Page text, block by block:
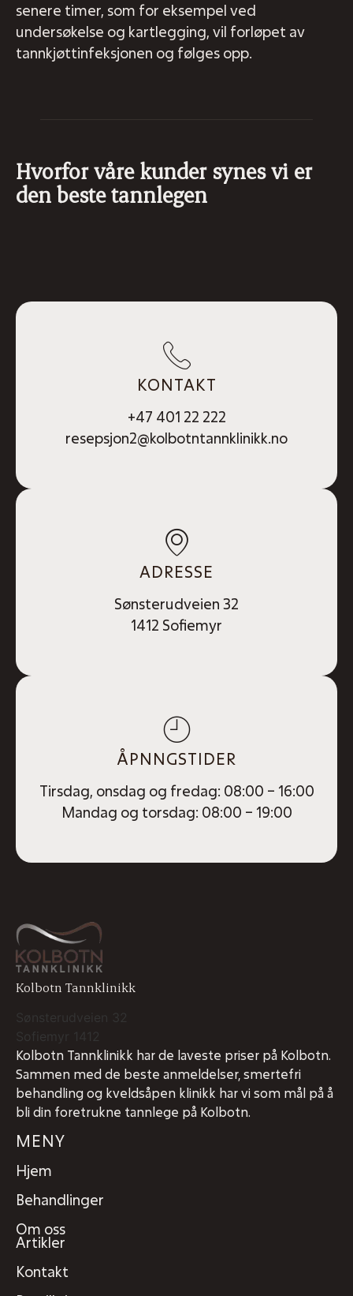
senere timer, som for eksempel ved
undersøkelse og kartlegging, vil forløpet av
tannkjøttinfeksjonen og følges opp.
Hvorfor våre kunder synes vi er
den beste tannlegen
KONTAKT
+47 401 22 222
resepsjon2@kolbotntannklinikk.no
ADRESSE
Sønsterudveien 32
1412 Sofiemyr
ÅPNNGSTIDER
Tirsdag, onsdag og fredag: 08:00 – 16:00
Mandag og torsdag: 08:00 – 19:00
Kolbotn Tannklinikk
Sønsterudveien 32
Sofiemyr
Kolbotn Tannklinikk har de laveste priser på Kolbotn.
Sammen med de beste anmeldelser, smertefri
behandling og kveldsåpen klinikk har vi som mål på å
bli din foretrukne tannlege på Kolbotn.
MENY
Hjem
Behandlinger
Om oss
Artikler
Kontakt